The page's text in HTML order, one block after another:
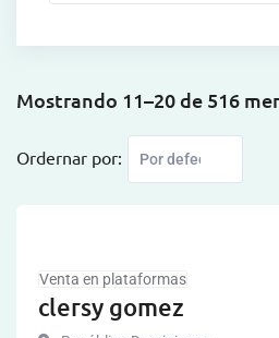
Mostrando 11–20 de 516
Ordernar por:
Venta en plataformas
clersy gomez